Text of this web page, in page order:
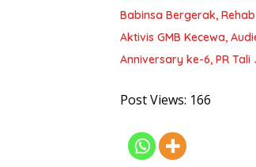
Babinsa Bergerak,
Aktivis GMB Kecewa,
Anniversary ke-6, PR
Post Views: 166